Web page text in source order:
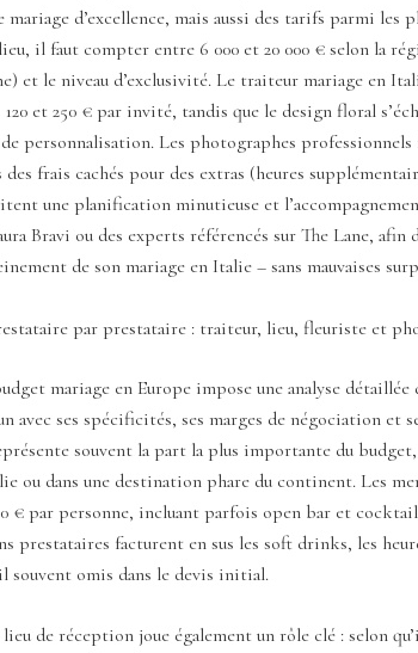
d’excellence, mais aussi des tarifs parmi les
il faut compter entre 6 000 et 20 000 € selon la
et le niveau d’exclusivité. Le traiteur mariage en
et 250 € par invité, tandis que le design floral
personnalisation. Les photographes
frais cachés pour des extras (heures
une planification minutieuse et
Bravi ou des experts référencés sur The Lane,
de son mariage en Italie – sans mauvaises
par prestataire : traiteur, lieu, fleuriste et
mariage en Europe impose une analyse
avec ses spécificités, ses marges de négociation et
souvent la part la plus importante du
ou dans une destination phare du continent. Les
€ par personne, incluant parfois open bar et
prestataires facturent en sus les soft drinks, les
souvent omis dans le devis initial.
de réception joue également un rôle clé : selon